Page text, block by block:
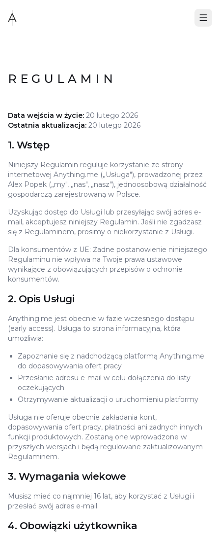
REGULAMIN
Data wejścia w życie: 20 lutego 2026
Ostatnia aktualizacja: 20 lutego 2026
1. Wstęp
Niniejszy Regulamin reguluje korzystanie ze strony
internetowej Anything.me („Usługa"), prowadzonej przez
Alex Popek („my", „nas", „nasz"), jednoosobową działalność
gospodarczą zarejestrowaną w Polsce.
Uzyskując dostęp do Usługi lub przesyłając swój adres e-
mail, akceptujesz niniejszy Regulamin. Jeśli nie zgadzasz
się z Regulaminem, prosimy o niekorzystanie z Usługi.
Dla konsumentów z UE: Żadne postanowienie niniejszego
Regulaminu nie wpływa na Twoje prawa ustawowe
wynikające z obowiązujących przepisów o ochronie
konsumentów.
2. Opis Usługi
Anything.me jest obecnie w fazie wczesnego dostępu
(early access). Usługa to strona informacyjna, która
umożliwia:
Zapoznanie się z nadchodzącą platformą Anything.me
do dopasowywania ofert pracy
Przesłanie adresu e-mail w celu dołączenia do listy
oczekujących
Otrzymywanie aktualizacji o uruchomieniu platformy
Usługa nie oferuje obecnie zakładania kont,
dopasowywania ofert pracy, płatności ani żadnych innych
funkcji produktowych. Zostaną one wprowadzone w
przyszłych wersjach i będą regulowane zaktualizowanym
Regulaminem.
3. Wymagania wiekowe
Musisz mieć co najmniej 16 lat, aby korzystać z Usługi i
przesłać swój adres e-mail.
4. Obowiązki użytkownika